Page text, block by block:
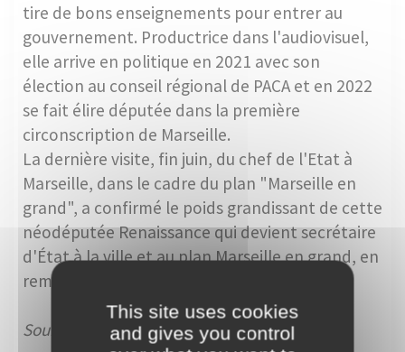
tire de bons enseignements pour entrer au
gouvernement. Productrice dans l'audiovisuel,
elle arrive en politique en 2021 avec son
élection au conseil régional de PACA et en 2022
se fait élire députée dans la première
circonscription de Marseille.
La dernière visite, fin juin, du chef de l'Etat à
Marseille, dans le cadre du plan "Marseille en
grand", a confirmé le poids grandissant de cette
néodéputée Renaissance qui devient secrétaire
d'État à la ville et au plan Marseille en grand, en
remplacement d'Olivier Klein.
Sources : https://www.lemonde.fr
This site uses cookies
and gives you control